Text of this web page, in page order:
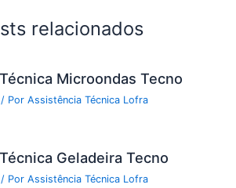
relacionados
Microondas Tecno
/ PorAssistência Técnica Lofra
Geladeira Tecno
/ PorAssistência Técnica Lofra